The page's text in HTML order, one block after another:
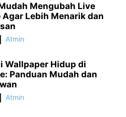
Mengubah Live
Agar Lebih Menarik dan
Atmin
Wallpaper Hidup di
Panduan Mudah dan
Atmin